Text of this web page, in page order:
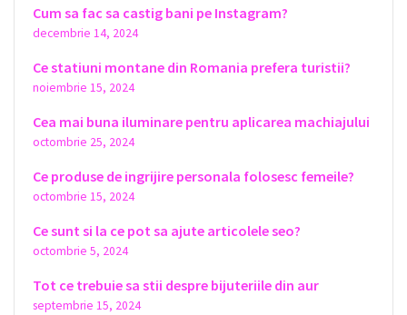
Cum sa fac sa castig bani pe Instagram?
decembrie 14, 2024
Ce statiuni montane din Romania prefera turistii?
noiembrie 15, 2024
Cea mai buna iluminare pentru aplicarea machiajului
octombrie 25, 2024
Ce produse de ingrijire personala folosesc femeile?
octombrie 15, 2024
Ce sunt si la ce pot sa ajute articolele seo?
octombrie 5, 2024
Tot ce trebuie sa stii despre bijuteriile din aur
septembrie 15, 2024